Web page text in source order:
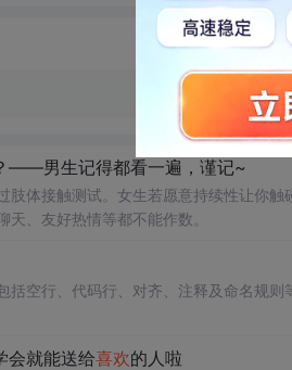
——男生记得都看一遍，谨记~
肢体接触测试。女生若愿意持续性让你触
、友好热情等都不能作数。
括空行、代码行、对齐、注释及命名规
会就能送给喜欢的人啦